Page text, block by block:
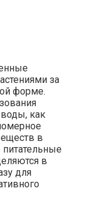
за
форме.
как
в
питательные
в
для